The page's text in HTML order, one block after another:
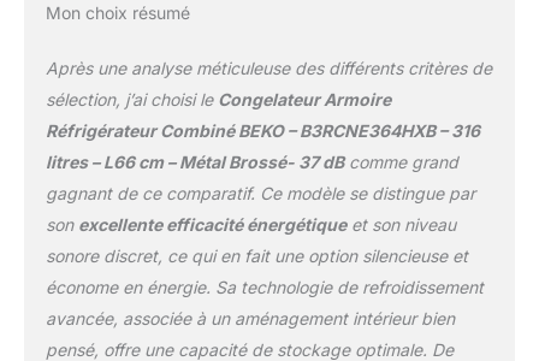
Mon choix résumé
Après une analyse méticuleuse des différents critères de
sélection, j’ai choisi le Congelateur Armoire
Réfrigérateur Combiné BEKO – B3RCNE364HXB – 316
litres – L66 cm – Métal Brossé- 37 dBcomme grand
gagnant de ce comparatif. Ce modèle se distingue par
son excellente efficacité énergétiqueet son niveau
sonore discret, ce qui en fait une option silencieuse et
économe en énergie. Sa technologie de refroidissement
avancée, associée à un aménagement intérieur bien
pensé, offre une capacité de stockage optimale. De